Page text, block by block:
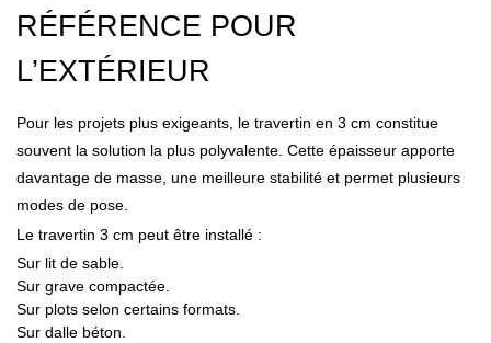
RÉFÉRENCE POUR
L’EXTÉRIEUR
Pour les projets plus exigeants, le travertin en 3 cm constitue
souvent la solution la plus polyvalente. Cette épaisseur apporte
davantage de masse, une meilleure stabilité et permet plusieurs
modes de pose.
Le travertin 3 cm peut être installé :
Sur lit de sable.
Sur grave compactée.
Sur plots selon certains formats.
Sur dalle béton.